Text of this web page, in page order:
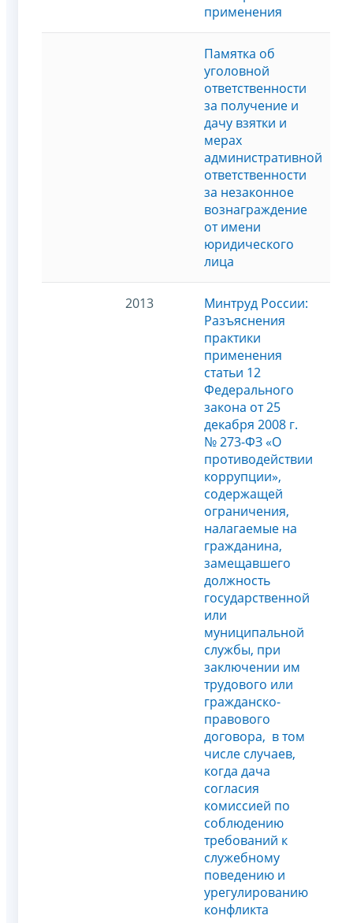
применения
Памятка об
уголовной
ответственности
за получение и
дачу взятки и
мерах
административной
ответственности
за незаконное
вознаграждение
от имени
юридического
лица
2013
Минтруд России:
Разъяснения
практики
применения
статьи 12
Федерального
закона от 25
декабря 2008 г.
№ 273-ФЗ «О
противодействии
коррупции»,
содержащей
ограничения,
налагаемые на
гражданина,
замещавшего
должность
государственной
или
муниципальной
службы, при
заключении им
трудового или
гражданско-
правового
договора, в том
числе случаев,
когда дача
согласия
комиссией по
соблюдению
требований к
служебному
поведению и
урегулированию
конфликта